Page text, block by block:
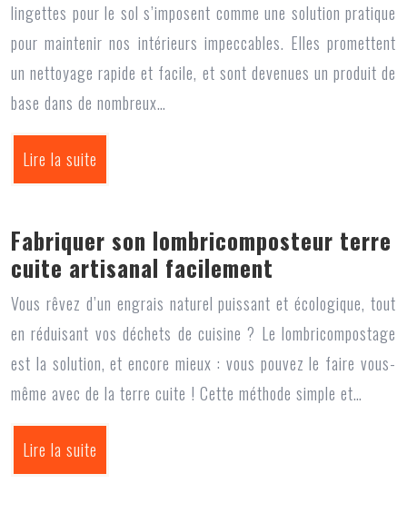
lingettes pour le sol s’imposent comme une solution pratique
pour maintenir nos intérieurs impeccables. Elles promettent
un nettoyage rapide et facile, et sont devenues un produit de
base dans de nombreux…
Lire la suite
Fabriquer son lombricomposteur terre
cuite artisanal facilement
Vous rêvez d’un engrais naturel puissant et écologique, tout
en réduisant vos déchets de cuisine ? Le lombricompostage
est la solution, et encore mieux : vous pouvez le faire vous-
même avec de la terre cuite ! Cette méthode simple et…
Lire la suite